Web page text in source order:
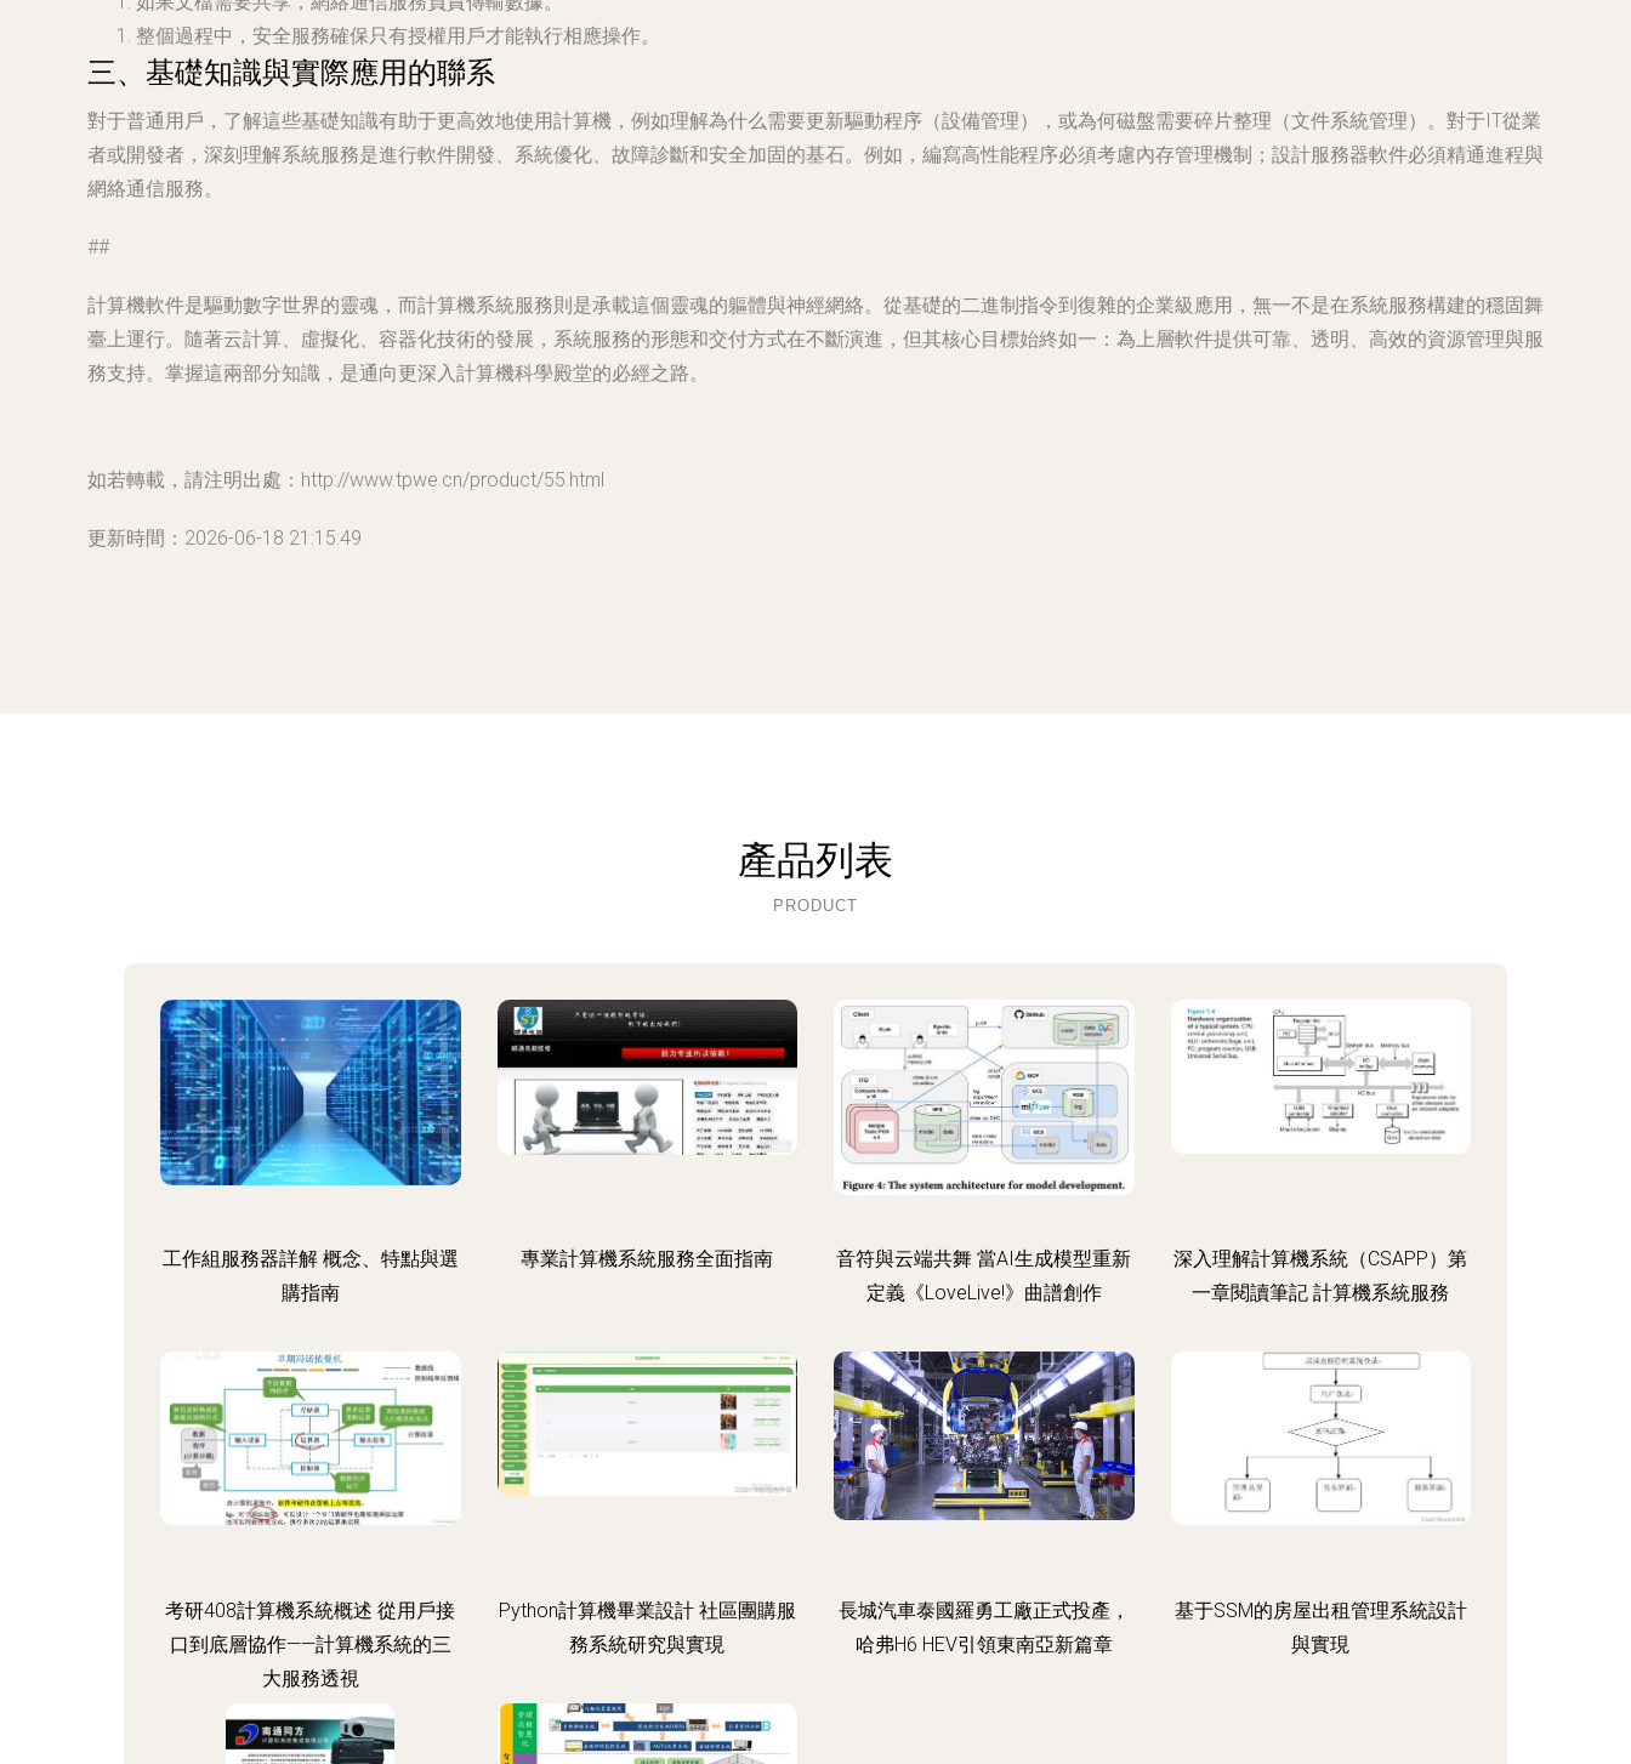
整個過程中， 安全服務確保只有授權用戶才能執行相應操作。
三、基礎知識與實際應用的聯系
對于普通用戶，了解這些基礎知識有助于更高效地使用計算機，例如理解為什么需要更新驅動程序（設備管理），或為何磁盤需要碎片整理（文件系統管理）。對于IT從業
者或開發者，深刻理解系統服務是進行軟件開發、系統優化、故障診斷和安全加固的基石。例如，編寫高性能程序必須考慮內存管理機制；設計服務器軟件必須精通進程與
網絡通信服務。
##
計算機軟件是驅動數字世界的靈魂，而計算機系統服務則是承載這個靈魂的軀體與神經網絡。從基礎的二進制指令到復雜的企業級應用，無一不是在系統服務構建的穩固舞
臺上運行。隨著云計算、虛擬化、容器化技術的發展，系統服務的形態和交付方式在不斷演進，但其核心目標始終如一：為上層軟件提供可靠、透明、高效的資源管理與服
務支持。掌握這兩部分知識，是通向更深入計算機科學殿堂的必經之路。
如若轉載，請注明出處：http://www.tpwe.cn/product/55.html
更新時間：2026-06-18 21:15:49
產品列表
PRODUCT
工作組服務器詳解 概念、特點與選
購指南
專業計算機系統服務全面指南
音符與云端共舞 當AI生成模型重新
定義《LoveLive!》曲譜創作
深入理解計算機系統（CSAPP）第
一章閱讀筆記 計算機系統服務
考研408計算機系統概述 從用戶接
口到底層協作——計算機系統的三
大服務透視
Python計算機畢業設計 社區團購服
務系統研究與實現
長城汽車泰國羅勇工廠正式投產，
哈弗H6 HEV引領東南亞新篇章
基于SSM的房屋出租管理系統設計
與實現